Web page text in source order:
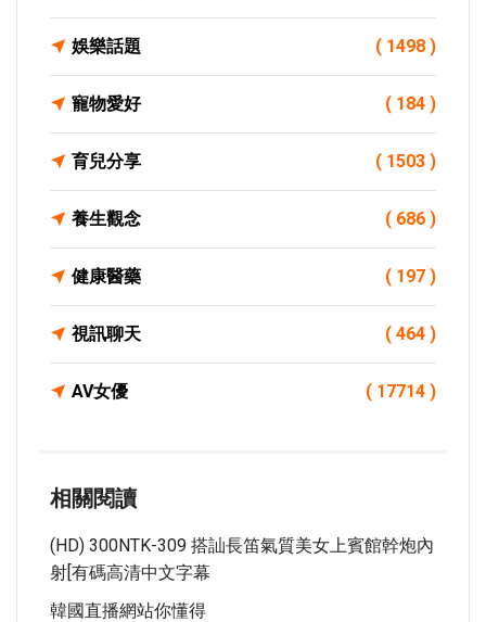
娛樂話題 ( 1498 )
寵物愛好 ( 184 )
育兒分享 ( 1503 )
養生觀念 ( 686 )
健康醫藥 ( 197 )
視訊聊天 ( 464 )
AV女優 ( 17714 )
相關閱讀
(HD) 300NTK-309 搭訕長笛氣質美女上賓館幹炮內
射[有碼高清中文字幕
韓國直播網站你懂得